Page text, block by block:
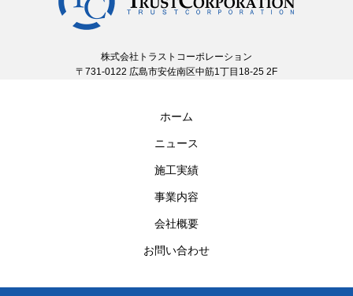
株式会社トラストコーポレーション
〒731-0122 広島市安佐南区中筋1丁目18-25 2F
ホーム
ニュース
施工実績
事業内容
会社概要
お問い合わせ